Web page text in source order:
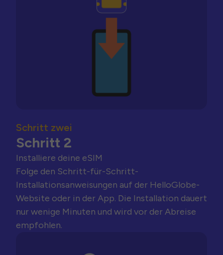
Schritt zwei
Schritt 2
Installiere deine eSIM
Folge den Schritt-für-Schritt-
Installationsanweisungen auf der HelloGlobe-
Website oder in der App. Die Installation dauert
nur wenige Minuten und wird vor der Abreise
empfohlen.